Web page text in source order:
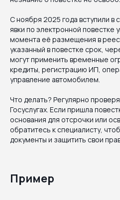
С ноября 2025 года вступили в
явки по электронной повестке
момента её размещения в
указанный в повестке срок,
могут применить временные
кредиты, регистрацию ИП,
управление автомобилем.
Что делать? Регулярно
Госуслугах. Если пришла
основания для отсрочки или
обратитесь к специалисту,
документы и защитить свои
Пример